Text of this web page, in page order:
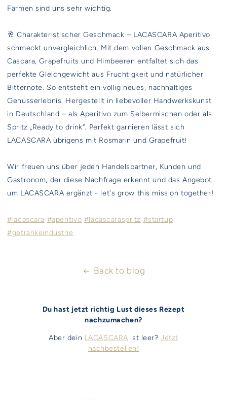
Farmen sind uns sehr wichtig.
🥂 Charakteristischer Geschmack – LACASCARA Aperitivo
schmeckt unvergleichlich. Mit dem vollen Geschmack aus
Cascara, Grapefruits und Himbeeren entfaltet sich das
perfekte Gleichgewicht aus Fruchtigkeit und natürlicher
Bitternote. So entsteht ein völlig neues, nachhaltiges
Genusserlebnis. Hergestellt in liebevoller Handwerkskunst
in Deutschland – als Aperitivo zum Selbermischen oder als
Spritz „Ready to drink“. Perfekt garnieren lässt sich
LACASCARA übrigens mit Rosmarin und Grapefruit!
Wir freuen uns über jeden Handelspartner, Kunden und
Gastronom, der diese Nachfrage erkennt und das Angebot
um LACASCARA ergänzt - let's grow this mission together!
#lacascara #aperitivo #lacascaraspritz #startup
#getränkeindustrie
Back to blog
Du hast jetzt richtig Lust dieses Rezept
nachzumachen?
Aber dein LACASCARA ist leer?Jetzt
nachbestellen!